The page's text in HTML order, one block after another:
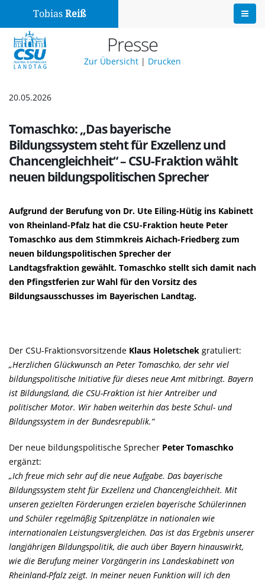
Tobias Reiß
Presse
Zur Übersicht | Drucken
20.05.2026
Tomaschko: „Das bayerische
Bildungssystem steht für Exzellenz und
Chancengleichheit“ – CSU-Fraktion wählt
neuen bildungspolitischen Sprecher
Aufgrund der Berufung von Dr. Ute Eiling-Hütig ins Kabinett
von Rheinland-Pfalz hat die CSU-Fraktion heute Peter
Tomaschko aus dem Stimmkreis Aichach-Friedberg zum
neuen bildungspolitischen Sprecher der
Landtagsfraktion gewählt. Tomaschko stellt sich damit nach
den Pfingstferien zur Wahl für den Vorsitz des
Bildungsausschusses im Bayerischen Landtag.
Der CSU-Fraktionsvorsitzende Klaus Holetschek gratuliert:
Herzlichen Glückwunsch an Peter Tomaschko, der sehr viel
bildungspolitische Initiative für dieses neue Amt mitbringt. Bayern
ist Bildungsland, die CSU-Fraktion ist hier Antreiber und
politischer Motor. Wir haben weiterhin das beste Schul- und
Bildungssystem in der Bundesrepublik.“
Der neue bildungspolitische Sprecher Peter Tomaschko
ergänzt:
Ich freue mich sehr auf die neue Aufgabe. Das bayerische
Bildungssystem steht für Exzellenz und Chancengleichheit. Mit
unseren gezielten Förderungen erzielen bayerische Schülerinnen
und Schüler regelmäßig Spitzenplätze in nationalen wie
internationalen Leistungsvergleichen. Das ist das Ergebnis unserer
langjährigen Bildungspolitik, die auch über Bayern hinauswirkt,
wie die Berufung meiner Vorgängerin ins Landeskabinett von
Rheinland-Pfalz zeigt. In meiner neuen Funktion will ich den